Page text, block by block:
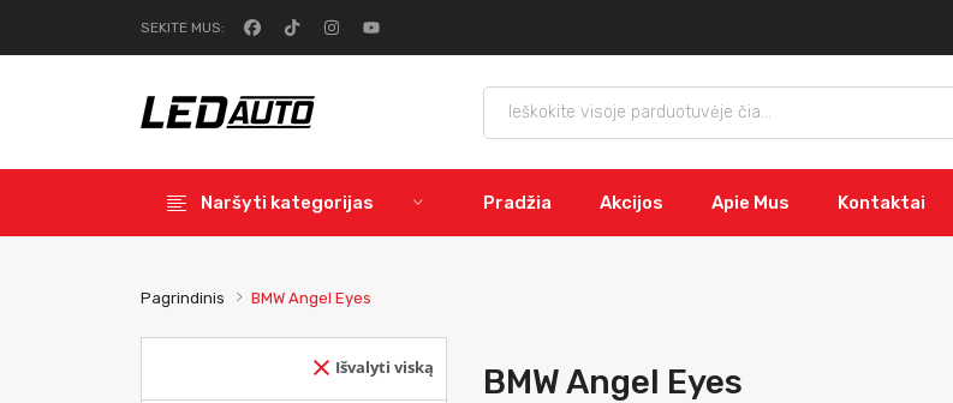
SEKITE MUS:
Naršyti kategorijas Pradžia Akcijos Apie Mus Kontaktai
Pagrindinis BMW Angel Eyes
Išvalyti viską BMW Angel Eyes